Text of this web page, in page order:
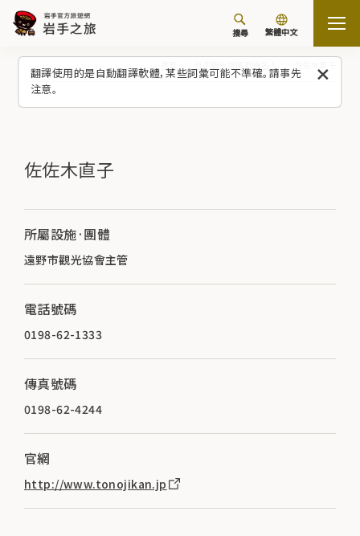
翻譯使用的是自動翻譯軟體，某些詞彙可能不準確。請事先
注意。
搜尋 繁體中文
佐佐木直子
所屬設施·團體
遠野市觀光協會主管
電話號碼
0198-62-1333
傳真號碼
0198-62-4244
官網
http://www.tonojikan.jp